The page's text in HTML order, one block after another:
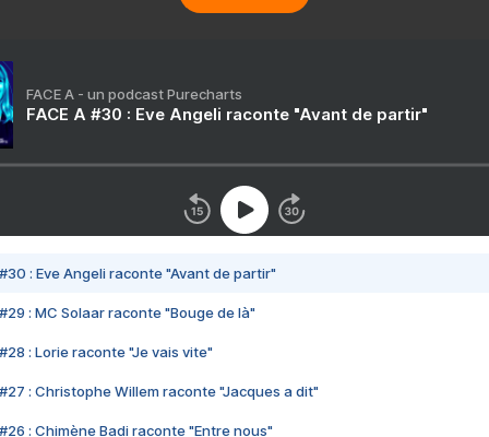
FACE A - un podcast Purecharts
FACE A #30 : Eve Angeli raconte "Avant de partir"
#30 : Eve Angeli raconte "Avant de partir"
#29 : MC Solaar raconte "Bouge de là"
#28 : Lorie raconte "Je vais vite"
#27 : Christophe Willem raconte "Jacques a dit"
#26 : Chimène Badi raconte "Entre nous"